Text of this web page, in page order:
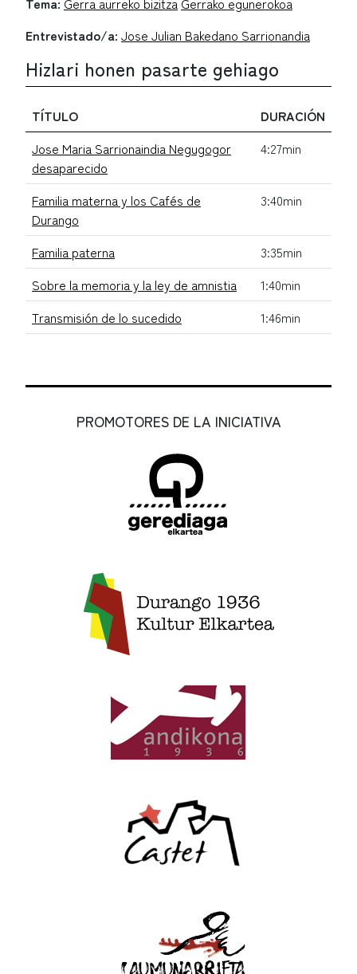
Entrevistado/a: Jose Julian Bakedano Sarrionandia
Hizlari honen pasarte gehiago
TÍTULO
DURACIÓN
Jose Maria Sarrionaindia Negugogor
desaparecido
4:27min
Familia materna y los Cafés de
Durango
3:40min
Familia paterna
3:35min
Sobre la memoria y la ley de amnistia
1:40min
Transmisión de lo sucedido
1:46min
PROMOTORES DE LA INICIATIVA